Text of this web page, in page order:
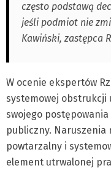
często podstawą
jeśli podmiot nie
Kawiński, zastępca
W ocenie ekspertów
systemowej
swojego
publiczny. Naruszenia
powtarzalny i
element utrwalonej